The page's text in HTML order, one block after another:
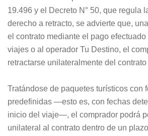
19.496 y el Decreto N° 50, que regula
derecho a retracto, se advierte que,
el contrato mediante el pago
viajes o al operador Tu Destino, el
retractarse unilateralmente del
Tratándose de paquetes turísticos con
predefinidas —esto es, con fechas
inicio del viaje—, el comprador podrá
unilateral al contrato dentro de un